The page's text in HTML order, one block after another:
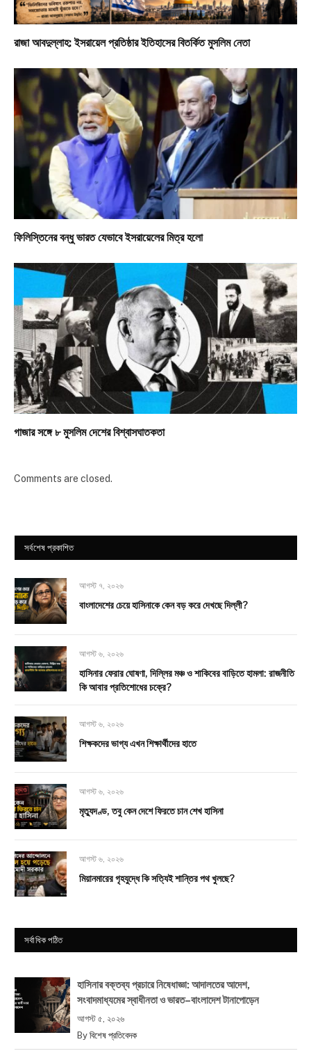
রাজা আবদুল্লাহ: ইসরায়েল প্রতিষ্ঠার ইতিহাসের বিতর্কিত মুসলিম নেতা
ফিলিস্তিনের বন্ধু ভারত যেভাবে ইসরায়েলের মিত্র হলো
গাজার সঙ্গে ৮ মুসলিম দেশের বিশ্বাসঘাতকতা
Comments are closed.
সর্বশেষ প্রকাশিত
আগস্ট ৭, ২০২৬
বাংলাদেশের চেয়ে হাসিনাকে কেন বড় করে দেখছে দিল্লী?
আগস্ট ৬, ২০২৬
হাসিনার ফেরার ঘোষণা, দিল্লির মঞ্চ ও শাকিবের বাড়িতে হামলা: রাজনীতি
কি আবার প্রতিশোধের চক্রে?
আগস্ট ৬, ২০২৬
শিক্ষকদের ভাগ্য এখন শিক্ষার্থীদের হাতে
আগস্ট ৬, ২০২৬
মৃত্যুদণ্ড, তবু কেন দেশে ফিরতে চান শেখ হাসিনা
আগস্ট ৬, ২০২৬
মিয়ানমারের গৃহযুদ্ধে কি সত্যিই শান্তির পথ খুলছে?
সর্বাধিক পঠিত
হাসিনার বক্তব্য প্রচারে নিষেধাজ্ঞা: আদালতের আদেশ,
সংবাদমাধ্যমের স্বাধীনতা ও ভারত–বাংলাদেশ টানাপোড়েন
আগস্ট ৫, ২০২৬
By বিশেষ প্রতিবেদক